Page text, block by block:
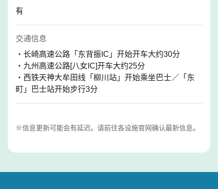
有
交通信息
・长崎高速公路「东背振IC」开始开车大约30分
・九州高速公路[八女IC]开车大约25分
・西铁天神大牟田线「柳川站」开始乘坐巴士／「东
町」巴士站开始步行3分
※信息更新可能会有延迟。请前往各设施官网确认最新信息。